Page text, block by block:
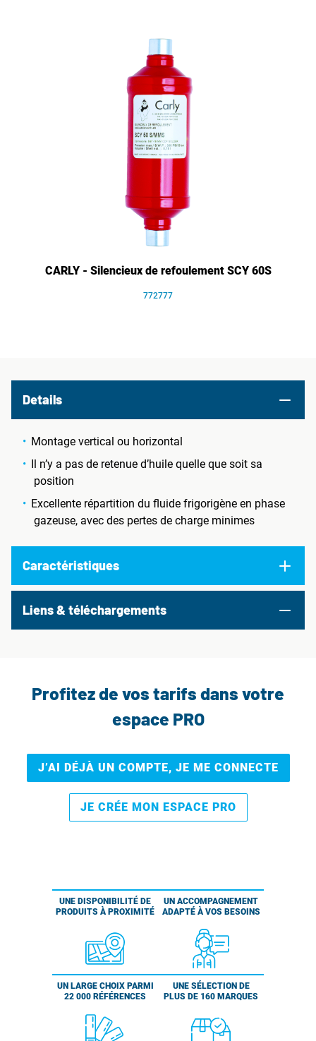
CARLY - Silencieux de refoulement SCY 60S
772777
Details
Montage vertical ou horizontal
Il n’y a pas de retenue d’huile quelle que soit sa
position
Excellente répartition du fluide frigorigène en phase
gazeuse, avec des pertes de charge minimes
Caractéristiques
Liens & téléchargements
Profitez de vos tarifs dans votre
espace PRO
J’AI DÉJÀ UN COMPTE, JE ME CONNECTE
JE CRÉE MON ESPACE PRO
UNE DISPONIBILITÉ DE
PRODUITS À PROXIMITÉ
UN ACCOMPAGNEMENT
ADAPTÉ À VOS BESOINS
UN LARGE CHOIX PARMI
22 000 RÉFÉRENCES
UNE SÉLECTION DE
PLUS DE 160 MARQUES